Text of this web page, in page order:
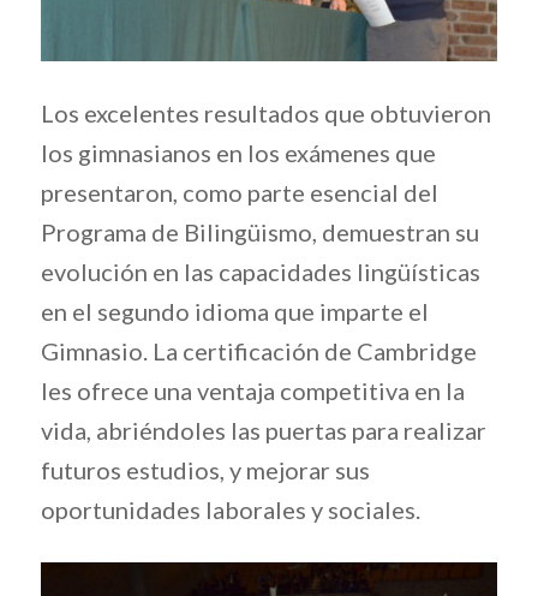
Los excelentes resultados que obtuvieron
los gimnasianos en los exámenes que
presentaron, como parte esencial del
Programa de Bilingüismo, demuestran su
evolución en las capacidades lingüísticas
en el segundo idioma que imparte el
Gimnasio. La certificación de Cambridge
les ofrece una ventaja competitiva en la
vida, abriéndoles las puertas para realizar
futuros estudios, y mejorar sus
oportunidades laborales y sociales.